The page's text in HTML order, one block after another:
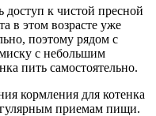
доступ к чистой пресной
в этом возрасте уже
поэтому рядом с
с небольшим
пить самостоятельно.
кормления для котенка
приемам пищи.